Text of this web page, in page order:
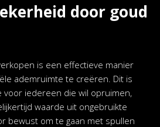
door goud
is een effectieve manier
ademruimte te creëren. Dit is
voor iedereen die wil opruimen,
waarde uit ongebruikte
bewust om te gaan met spullen